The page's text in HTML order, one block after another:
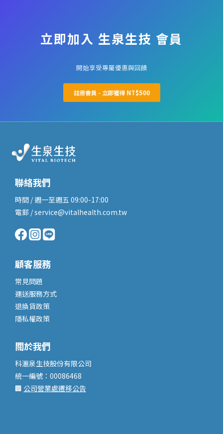
立即加入 生泉生技 會員
開始享受專屬優惠與回饋
註冊會員 - 立即獲得 NT$500
聯絡我們
時間 / 週一至週五 09:00-17:00
電郵 / service@vitalhealth.com.tw
顧客服務
常見問題
運送服務方式
退換貨政策
隱私權政策
關於我們
科滙泉生技股份有限公司
統一編號：00086468
🏢 公司營業處遷移公告